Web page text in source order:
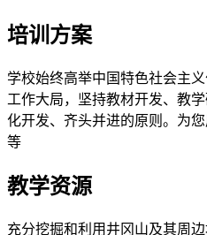
培训方案
学校始终高举中国特色社会主
工作大局，坚持教材开发、教
化开发、齐头并进的原则。为
等
教学资源
充分挖掘和利用井冈山及其周